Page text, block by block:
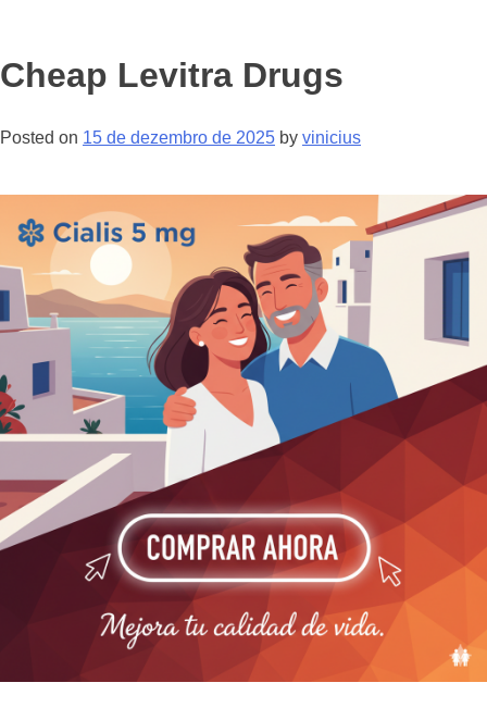
Cheap Levitra Drugs
Posted on 15 de dezembro de 2025 by vinicius